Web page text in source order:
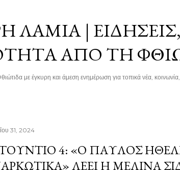
ΛΑΜΊΑ |
ΑΠΌ ΤΗ
με έγκυρη και άμεση ενημέρωση για τοπικά νέα, κοινωνία,
31, 2024
4: «Ο ΠΑΎΛΟΣ
ΛΈΕΙ Η ΜΕΛΊΝΑ